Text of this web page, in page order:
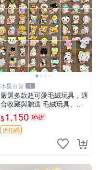
水星百貨 1
嚴選多款超可愛毛絨玩具，適
合收藏與贈送 毛絨玩具、抱
枕、公仔
$1,150 95折
折扣碼